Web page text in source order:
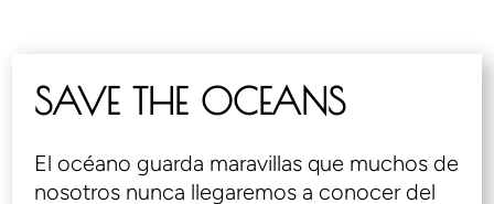
SAVE THE OCEANS
El océano guarda maravillas que muchos de
nosotros nunca llegaremos a conocer del